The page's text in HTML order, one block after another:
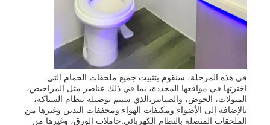
في هذه المرحلة، سنقوم بتثبيت جميع ملحقات الحمام التي
اخترتها في مواقعها المحددة، بما في ذلك عناصر مثل المراحيض،
المبولات، الحوض، والصنابير،الذي سيتم توصيله بنظام السباكة،
بالإضافة إلى الأضواء ومكيفات الهواء ومجففات اليدين وغيرها من
الملحقات المتصلة بالنظام الكهربائي.حاملات الورق، وغيرها من